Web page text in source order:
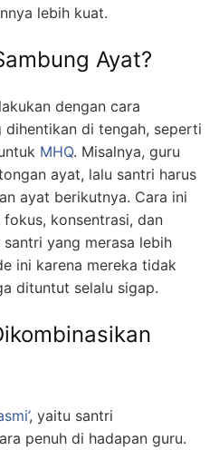
lebih kuat.
Ayat?
dengan cara
dihentikan di tengah, seperti
MHQ. Misalnya, guru
ayat, lalu santri harus
ayat berikutnya. Cara ini
konsentrasi, dan
yang merasa lebih
ini karena mereka tidak
dituntut selalu sigap.
, yaitu santri
penuh di hadapan guru.